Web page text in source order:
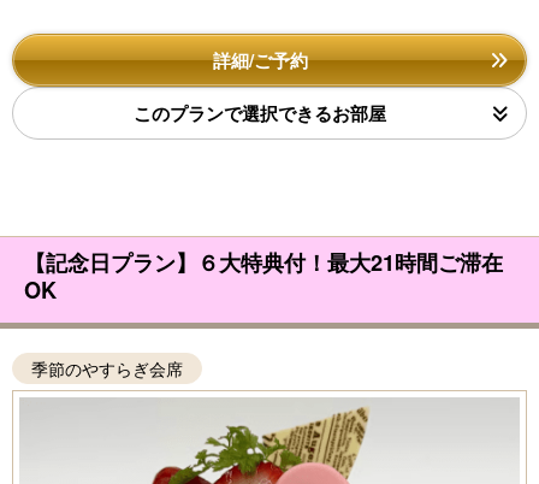
詳細/ご予約
このプランで選択できるお部屋
【記念日プラン】６大特典付！最大21時間ご滞在
OK
季節のやすらぎ会席